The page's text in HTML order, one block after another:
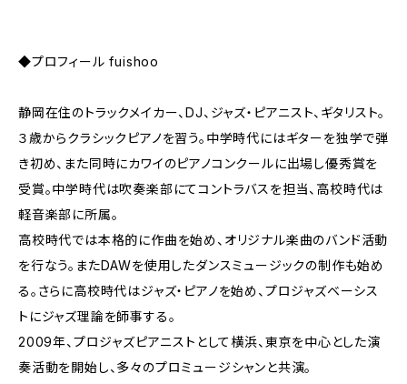
◆プロフィール fuishoo
静岡在住のトラックメイカー、DJ、ジャズ・ピアニスト、ギタリスト。
３歳からクラシックピアノを習う。中学時代にはギターを独学で弾
き初め、また同時にカワイのピアノコンクールに出場し優秀賞を
受賞。中学時代は吹奏楽部にてコントラバスを担当、高校時代は
軽音楽部に所属。
高校時代では本格的に作曲を始め、オリジナル楽曲のバンド活動
を行なう。またDAWを使用したダンスミュージックの制作も始め
る。さらに高校時代はジャズ・ピアノを始め、プロジャズベーシス
トにジャズ理論を師事する。
2009年、プロジャズピアニストとして横浜、東京を中心とした演
奏活動を開始し、多々のプロミュージシャンと共演。